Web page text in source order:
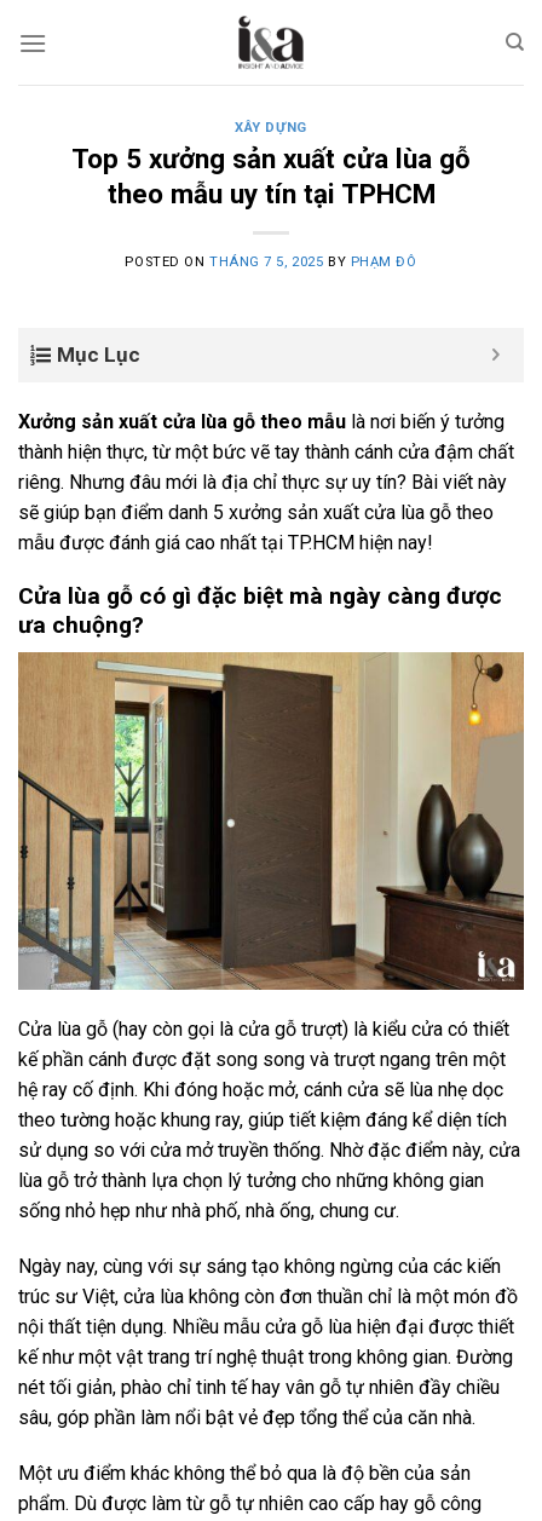
XÂY DỰNG
Top 5 xưởng sản xuất cửa lùa gỗ
theo mẫu uy tín tại TPHCM
POSTED ONTHÁNG 7 5, 2025 BY PHẠM ĐÔ
Mục Lục
Xưởng sản xuất cửa lùa gỗ theo mẫu là nơi biến ý tưởng
thành hiện thực, từ một bức vẽ tay thành cánh cửa đậm chất
riêng. Nhưng đâu mới là địa chỉ thực sự uy tín? Bài viết này
sẽ giúp bạn điểm danh 5 xưởng sản xuất cửa lùa gỗ theo
mẫu được đánh giá cao nhất tại TP.HCM hiện nay!
Cửa lùa gỗ có gì đặc biệt mà ngày càng được
ưa chuộng?
Cửa lùa gỗ (hay còn gọi là cửa gỗ trượt) là kiểu cửa có thiết
kế phần cánh được đặt song song và trượt ngang trên một
hệ ray cố định. Khi đóng hoặc mở, cánh cửa sẽ lùa nhẹ dọc
theo tường hoặc khung ray, giúp tiết kiệm đáng kể diện tích
sử dụng so với cửa mở truyền thống. Nhờ đặc điểm này, cửa
lùa gỗ trở thành lựa chọn lý tưởng cho những không gian
sống nhỏ hẹp như nhà phố, nhà ống, chung cư.
Ngày nay, cùng với sự sáng tạo không ngừng của các kiến
trúc sư Việt, cửa lùa không còn đơn thuần chỉ là một món đồ
nội thất tiện dụng. Nhiều mẫu cửa gỗ lùa hiện đại được thiết
kế như một vật trang trí nghệ thuật trong không gian. Đường
nét tối giản, phào chỉ tinh tế hay vân gỗ tự nhiên đầy chiều
sâu, góp phần làm nổi bật vẻ đẹp tổng thể của căn nhà.
Một ưu điểm khác không thể bỏ qua là độ bền của sản
phẩm. Dù được làm từ gỗ tự nhiên cao cấp hay gỗ công